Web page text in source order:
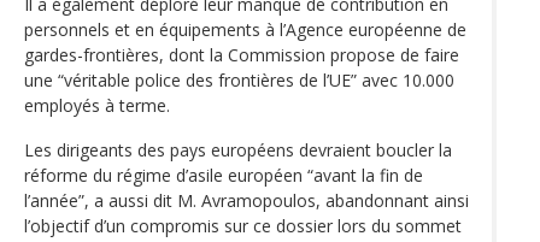
Il a également déploré leur manque de contribution en
personnels et en équipements à l’Agence européenne de
gardes-frontières, dont la Commission propose de faire
une “véritable police des frontières de l’UE” avec 10.000
employés à terme.
Les dirigeants des pays européens devraient boucler la
réforme du régime d’asile européen “avant la fin de
l’année”, a aussi dit M. Avramopoulos, abandonnant ainsi
l’objectif d’un compromis sur ce dossier lors du sommet